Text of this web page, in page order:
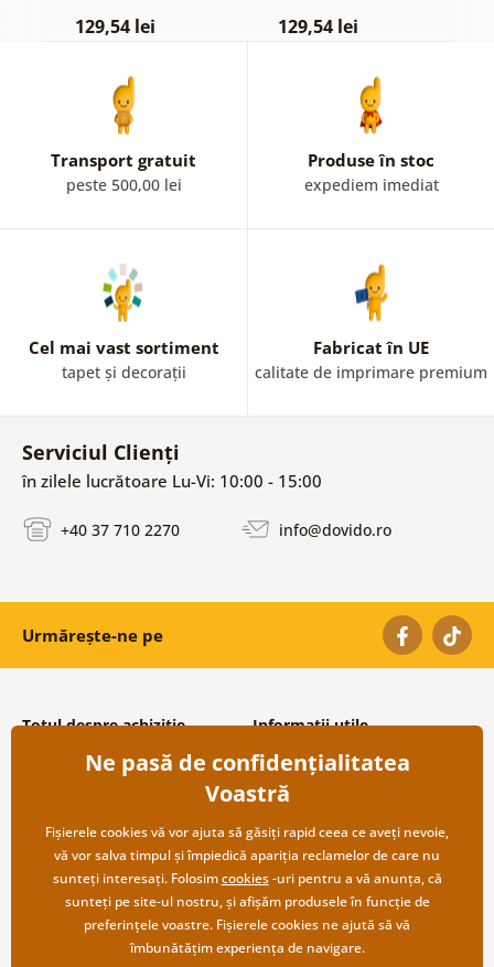
129,54 lei 129,54 lei
Transport gratuit
peste 500,00 lei
Produse în stoc
expediem imediat
Cel mai vast sortiment
tapet și decorații
Fabricat în UE
calitate de imprimare premium
Serviciul Clienți
în zilele lucrătoare Lu-Vi: 10:00 - 15:00
+40 37 710 2270 info@dovido.ro
Urmărește-ne pe
Totul despre achiziție
Condiții și termeni generali
Protecția datelor personale
Transport și modalități de plată
Returnare
Informații utile
Despre noi
Întrebări frecvente
Contacte
Cooperare angro
Ne pasă de confidențialitatea
Voastră
Fișierele cookies vă vor ajuta să găsiți rapid ceea ce aveți nevoie,
vă vor salva timpul și împiedică apariția reclamelor de care nu
sunteți interesați. Folosimcookies-uri pentru a vă anunța, că
sunteți pe site-ul nostru, și afișăm produsele în funcție de
preferințele voastre. Fișierele cookies ne ajută să vă
îmbunătățim experiența de navigare.